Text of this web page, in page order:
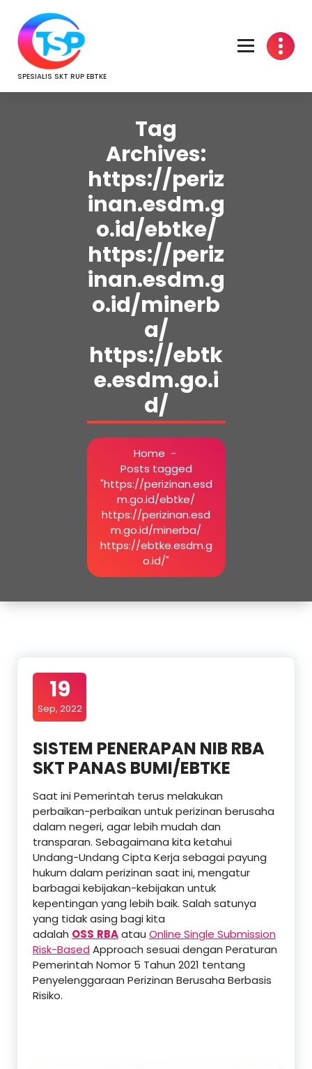
content
SPESIALIS SKT RUP EBTKE
Tag
Archives:
https://periz
inan.esdm.g
o.id/ebtke/
https://periz
inan.esdm.g
o.id/minerb
a/
https://ebtk
e.esdm.go.i
d/
Home -
Posts tagged
"https://perizinan.esd
m.go.id/ebtke/
https://perizinan.esd
m.go.id/minerba/
https://ebtke.esdm.g
o.id/"
19
Sep, 2022
SISTEM PENERAPAN NIB RBA
SKT PANAS BUMI/EBTKE
Saat ini Pemerintah terus melakukan
perbaikan-perbaikan untuk perizinan berusaha
dalam negeri, agar lebih mudah dan
transparan. Sebagaimana kita ketahui
Undang-Undang Cipta Kerja sebagai payung
hukum dalam perizinan saat ini, mengatur
barbagai kebijakan-kebijakan untuk
kepentingan yang lebih baik. Salah satunya
yang tidak asing bagi kita
adalah OSS RBAatau Online Single Submission
Risk-Based Approach sesuai dengan Peraturan
Pemerintah Nomor 5 Tahun 2021 tentang
Penyelenggaraan Perizinan Berusaha Berbasis
Risiko.